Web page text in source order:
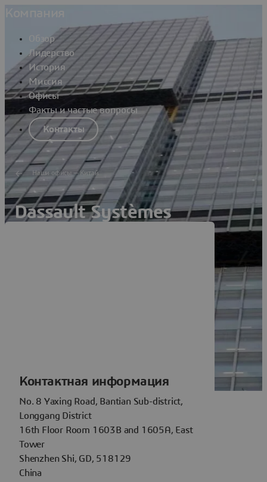
Обзор
Лидерство
История
Миссия
Офисы
Факты и частые вопросы
Контакты
Наши офисы — Китай
Dassault Systèmes
Контактная информация
No. 8 Yaxing Road, Bantian Sub-district,
Longgang District
16th Floor Room 1603B and 1605A, East
Tower
Shenzhen Shi, GD, 518129
China